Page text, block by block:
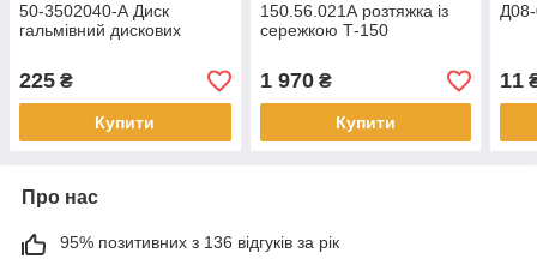
50-3502040-А Диск
гальмівний дискових
225 ₴
Купити
150.56.021А розтяжка із
сережкою Т-150
1 970₴
Купити
11
Про нас
95% позитивних з 136 відгуків за рік